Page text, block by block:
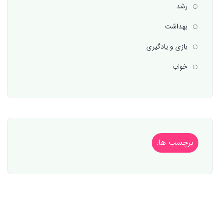
رشد
بهداشت
بازی و یادگیری
خواب
برچسب ها: